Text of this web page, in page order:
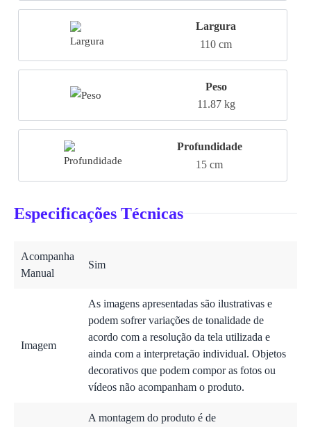
Largura
110 cm
Peso
11.87 kg
Profundidade
15 cm
Especificações Técnicas
Acompanha
Manual
Sim
Imagem
As imagens apresentadas são ilustrativas e
podem sofrer variações de tonalidade de
acordo com a resolução da tela utilizada e
ainda com a interpretação individual. Objetos
decorativos que podem compor as fotos ou
vídeos não acompanham o produto.
A montagem do produto é de